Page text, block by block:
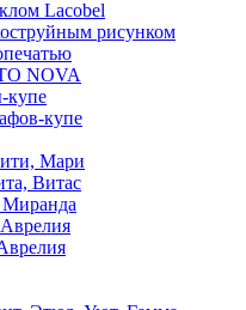
Lacobel
рисунком
NOVA
купе
купе
Мари
Витас